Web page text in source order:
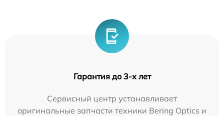
Гарантия до 3-х лет
Сервисный центр устанавливает
оригинальные запчасти техники Bering Optics и